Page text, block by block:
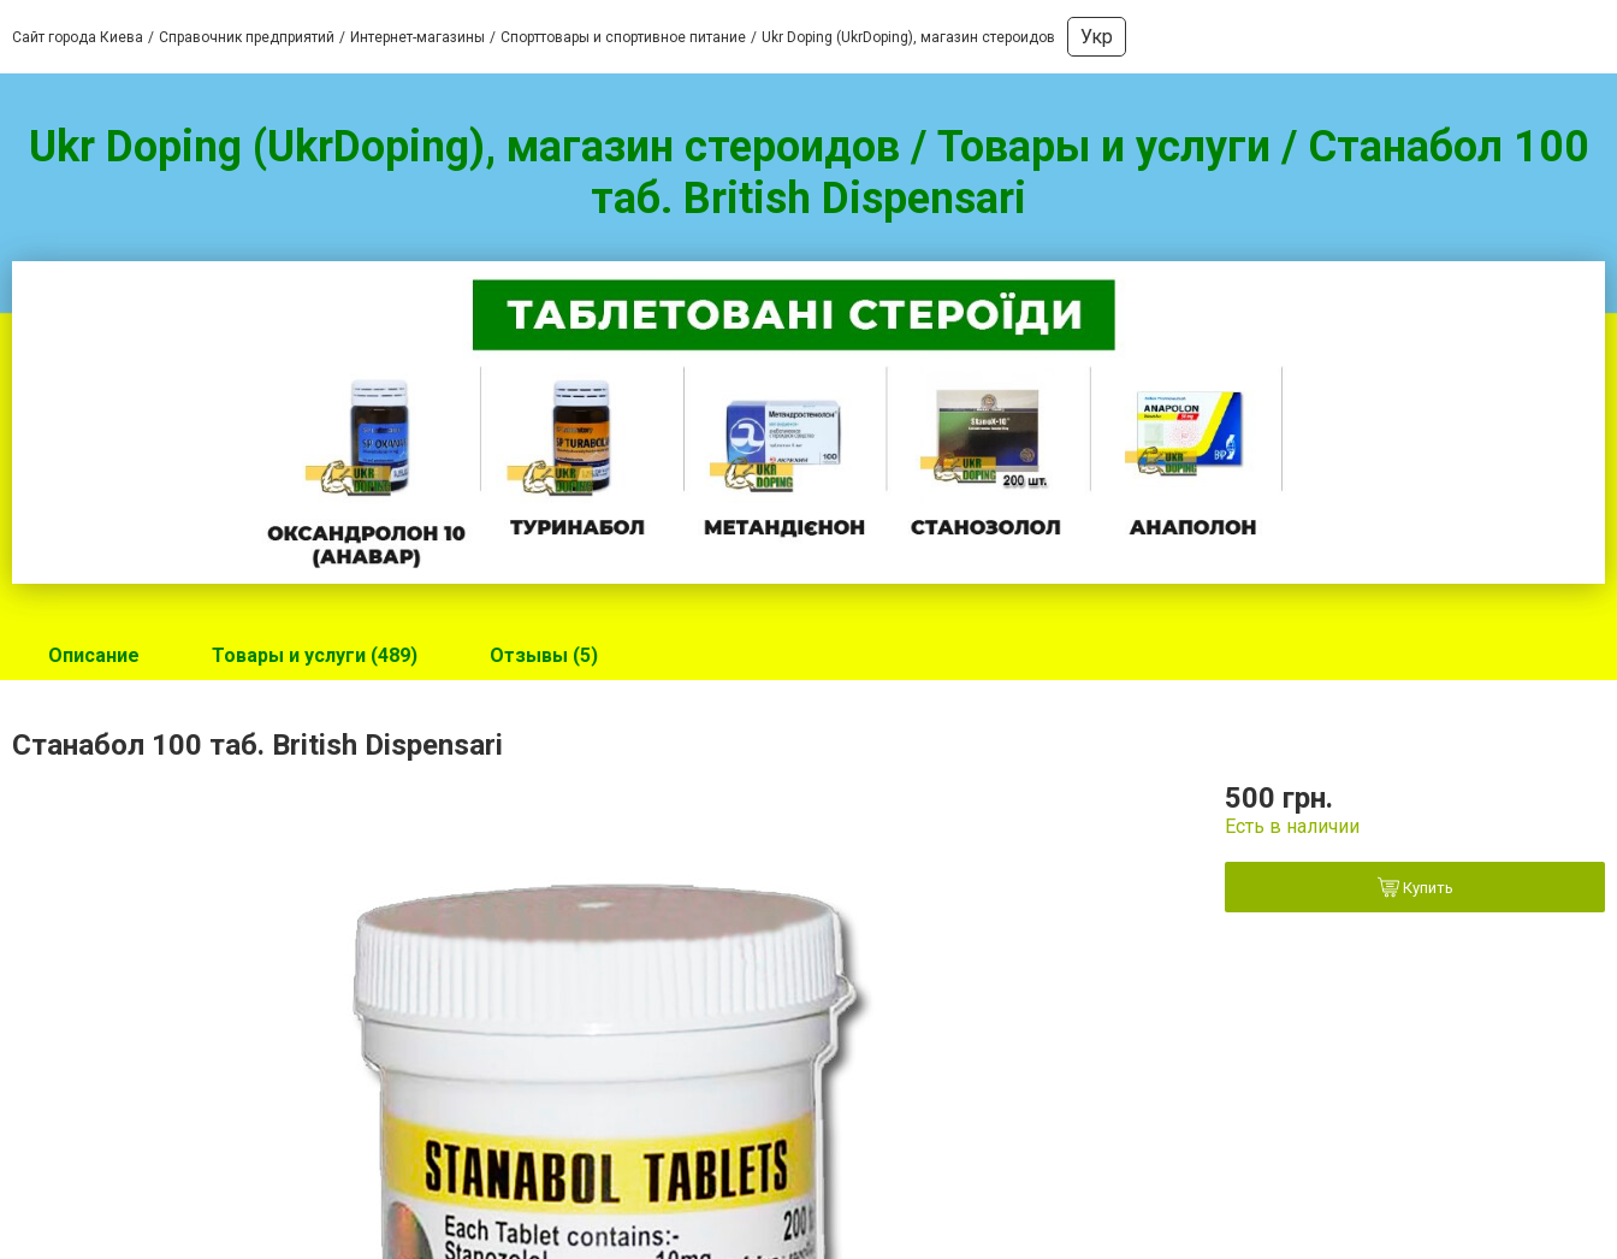
Сайт города Киева Справочник предприятий Интернет-магазины Спорттовары и спортивное питание Ukr Doping (UkrDoping), магазин стероидов Укр
Ukr Doping (UkrDoping), магазин стероидов / Товары и услуги / Станабол 100
таб. British Dispensari
Описание Товары и услуги (489) Отзывы (5)
Станабол 100 таб. British Dispensari
500 грн.
Есть в наличии
Купить